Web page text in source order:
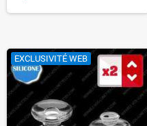
EXCLUSIVITÉ WEB